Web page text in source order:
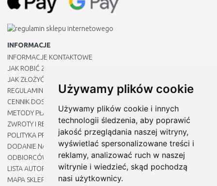
Używamy plików cookie
Używamy plików cookie i innych
technologii śledzenia, aby poprawić
jakość przeglądania naszej witryny,
wyświetlać spersonalizowane treści i
reklamy, analizować ruch w naszej
witrynie i wiedzieć, skąd pochodzą
nasi użytkownicy.
INFORMACJE
INFORMACJE KONTAKTOWE
JAK ROBIĆ ZAKUPY ?
JAK ZŁOŻYĆ REKLAMACJĘ
REGULAMIN
CENNIK DOSTAWY
METODY PŁATNOŚCI
ZWROTY I REKLAMACJE PRODUKTÓW
POLITYKA PRYWATNOŚCI
DODANIE NASZYCH ADRESÓW E-MAIL DO LISTY ZAUFANYCH
ODBIORCÓW
LISTA AUTORYZOWANYCH CENTRÓW SERWISOWYCH
MAPA SKLEPU